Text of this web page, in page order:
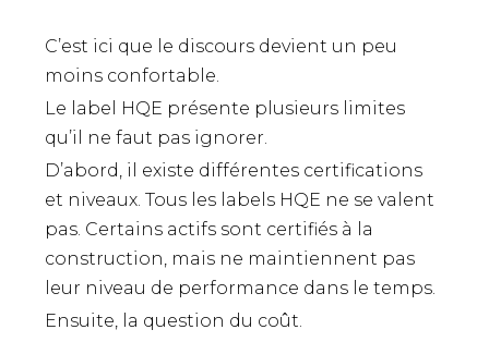
C’est ici que le discours devient un peu
moins confortable.
Le label HQE présente plusieurs limites
qu’il ne faut pas ignorer.
D’abord, il existe différentes certifications
et niveaux. Tous les labels HQE ne se valent
pas. Certains actifs sont certifiés à la
construction, mais ne maintiennent pas
leur niveau de performance dans le temps.
Ensuite, la question du coût.